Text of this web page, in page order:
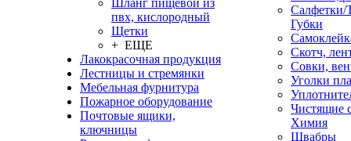
Шланг пищевой из
пвх, кислородный
Щетки
+ ЕЩЕ
Лакокрасочная продукция
Лестницы и стремянки
Мебельная фурнитура
Пожарное оборудование
Почтовые ящики,
ключницы
Салфетки/
Губки
Скотч,
Совки,
Уголки
Чистящие
Химия
Швабры